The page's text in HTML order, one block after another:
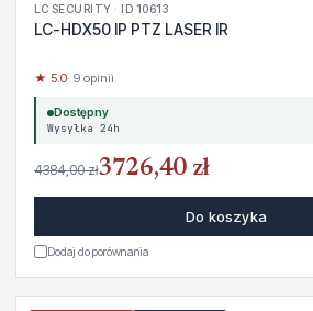
LC SECURITY · ID 10613
LC-HDX50 IP PTZ LASER IR
★ 5.0· 9 opinii
Dostępny
Wysyłka 24h
4384,00 zł3726,40 zł
Do koszyka
Dodaj do porównania